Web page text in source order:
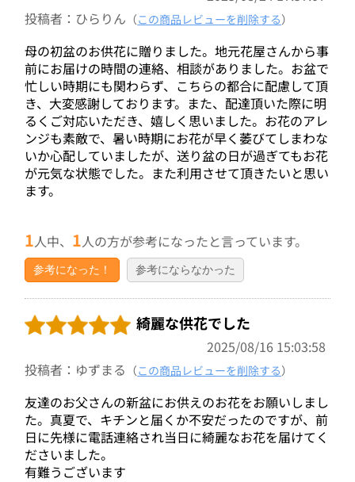
投稿者：ひらりん （この商品レビューを削除する）
母の初盆のお供花に贈りました。地元花屋さんから事
前にお届けの時間の連絡、相談がありました。お盆で
忙しい時期にも関わらず、こちらの都合に配慮して頂
き、大変感謝しております。また、配達頂いた際に明
るくご対応いただき、嬉しく思いました。お花のアレ
ンジも素敵で、暑い時期にお花が早く萎びてしまわな
いか心配していましたが、送り盆の日が過ぎてもお花
が元気な状態でした。また利用させて頂きたいと思い
ます。
1人中、 1人の方が参考になったと言っています。
参考になった！ 参考にならなかった
綺麗な供花でした
2025/08/16 15:03:58
投稿者：ゆずまる （この商品レビューを削除する）
友達のお父さんの新盆にお供えのお花をお願いしまし
た。真夏で、キチンと届くか不安だったのですが、前
日に先様に電話連絡され当日に綺麗なお花を届けてく
ださいました。
有難うございます